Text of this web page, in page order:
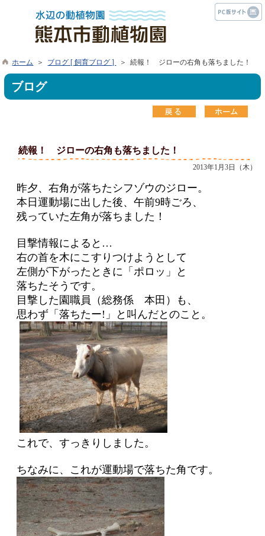
ホーム ＞ ブログ [ 飼育ブログ ] ＞ 続報！ ジローの右角も落ちました！
ブログ
続報！ ジローの右角も落ちました！
2013年1月3日（木）
昨夕、 右角が落ちたシフゾウのジロー。
本日運動場に出した後、午前9時ごろ、
残っていた左角が落ちました！
目撃情報によると…
右の首を木にこすりつけようとして
左側が下がったときに「ポロッ」と
落ちたそうです。
目撃した園職員（総務係 本田）も、
思わず「落ちたー! 」と叫んだとのこと。
これで、すっきりしました。
ちなみに、これが運動場で落ちた角です。